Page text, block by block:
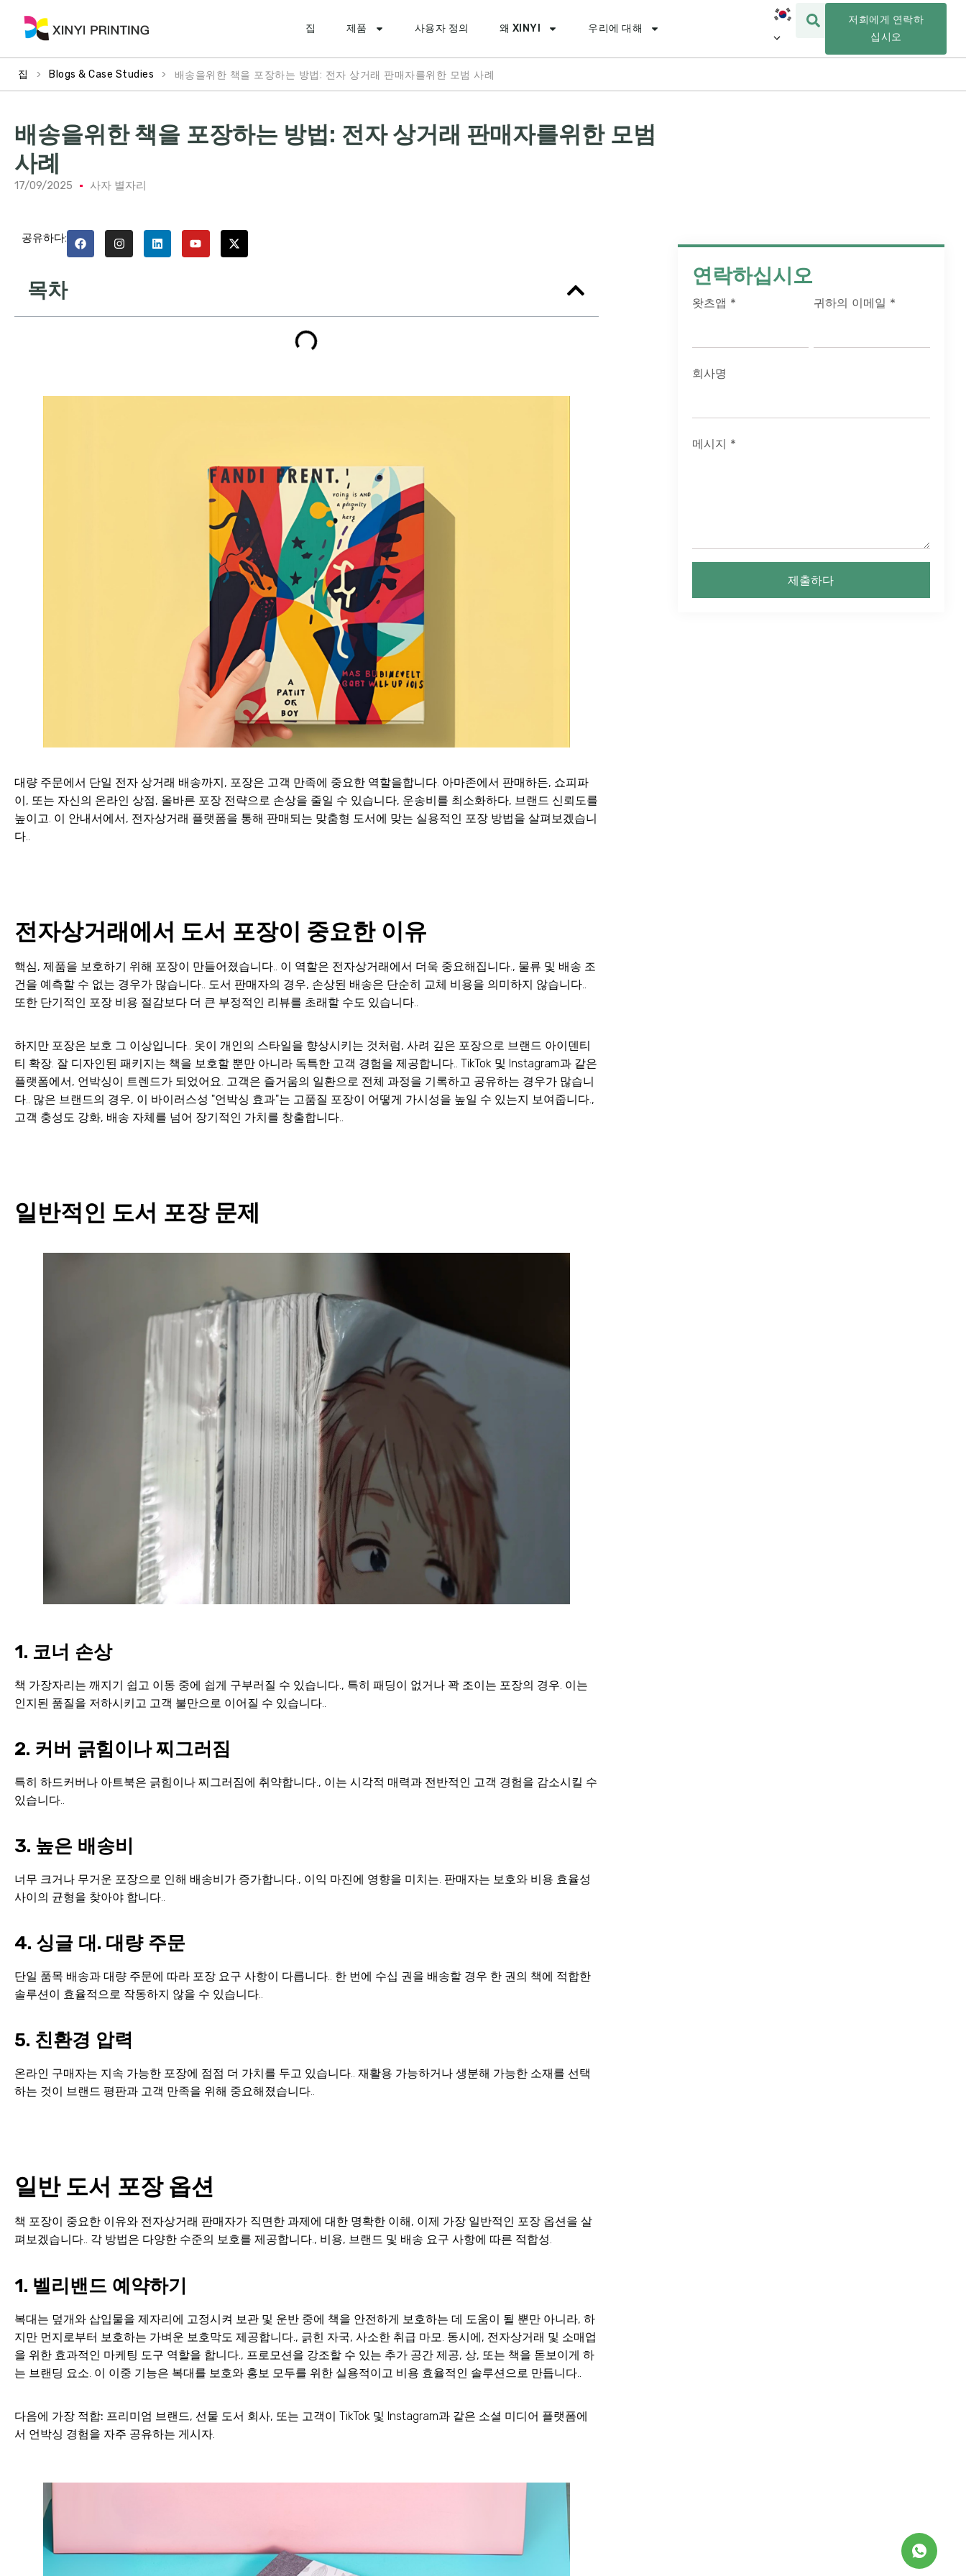
집 제품 사용자 정의 왜 XINYI 우리에 대해
저희에게 연락하
십시오
집 > Blogs & Case Studies > 배송을위한 책을 포장하는 방법: 전자 상거래 판매자를위한 모범 사례
배송을위한 책을 포장하는 방법: 전자 상거래 판매자를위한 모범
사례
17/09/2025 사자 별자리
공유하다:
목차
대량 주문에서 단일 전자 상거래 배송까지, 포장은 고객 만족에 중요한 역할을합니다. 아마존에서 판매하든, 쇼피파
이, 또는 자신의 온라인 상점, 올바른 포장 전략으로 손상을 줄일 수 있습니다, 운송비를 최소화하다, 브랜드 신뢰도를
높이고. 이 안내서에서, 전자상거래 플랫폼을 통해 판매되는 맞춤형 도서에 맞는 실용적인 포장 방법을 살펴보겠습니
다..
전자상거래에서 도서 포장이 중요한 이유
핵심, 제품을 보호하기 위해 포장이 만들어졌습니다.. 이 역할은 전자상거래에서 더욱 중요해집니다., 물류 및 배송 조
건을 예측할 수 없는 경우가 많습니다.. 도서 판매자의 경우, 손상된 배송은 단순히 교체 비용을 의미하지 않습니다..
또한 단기적인 포장 비용 절감보다 더 큰 부정적인 리뷰를 초래할 수도 있습니다..
하지만 포장은 보호 그 이상입니다.. 옷이 개인의 스타일을 향상시키는 것처럼, 사려 깊은 포장으로 브랜드 아이덴티
티 확장. 잘 디자인된 패키지는 책을 보호할 뿐만 아니라 독특한 고객 경험을 제공합니다.. TikTok 및 Instagram과 같은
플랫폼에서, 언박싱이 트렌드가 되었어요. 고객은 즐거움의 일환으로 전체 과정을 기록하고 공유하는 경우가 많습니
다.. 많은 브랜드의 경우, 이 바이러스성 "언박싱 효과"는 고품질 포장이 어떻게 가시성을 높일 수 있는지 보여줍니다.,
고객 충성도 강화, 배송 자체를 넘어 장기적인 가치를 창출합니다..
일반적인 도서 포장 문제
1. 코너 손상
책 가장자리는 깨지기 쉽고 이동 중에 쉽게 구부러질 수 있습니다., 특히 패딩이 없거나 꽉 조이는 포장의 경우. 이는
인지된 품질을 저하시키고 고객 불만으로 이어질 수 있습니다..
2. 커버 긁힘이나 찌그러짐
특히 하드커버나 아트북은 긁힘이나 찌그러짐에 취약합니다., 이는 시각적 매력과 전반적인 고객 경험을 감소시킬 수
있습니다..
3. 높은 배송비
너무 크거나 무거운 포장으로 인해 배송비가 증가합니다., 이익 마진에 영향을 미치는. 판매자는 보호와 비용 효율성
사이의 균형을 찾아야 합니다..
4. 싱글 대. 대량 주문
단일 품목 배송과 대량 주문에 따라 포장 요구 사항이 다릅니다.. 한 번에 수십 권을 배송할 경우 한 권의 책에 적합한
솔루션이 효율적으로 작동하지 않을 수 있습니다..
5. 친환경 압력
온라인 구매자는 지속 가능한 포장에 점점 더 가치를 두고 있습니다.. 재활용 가능하거나 생분해 가능한 소재를 선택
하는 것이 브랜드 평판과 고객 만족을 위해 중요해졌습니다..
일반 도서 포장 옵션
책 포장이 중요한 이유와 전자상거래 판매자가 직면한 과제에 대한 명확한 이해, 이제 가장 일반적인 포장 옵션을 살
펴보겠습니다.. 각 방법은 다양한 수준의 보호를 제공합니다., 비용, 브랜드 및 배송 요구 사항에 따른 적합성.
1. 벨리밴드 예약하기
복대는 덮개와 삽입물을 제자리에 고정시켜 보관 및 운반 중에 책을 안전하게 보호하는 데 도움이 될 뿐만 아니라, 하
지만 먼지로부터 보호하는 가벼운 보호막도 제공합니다., 긁힌 자국, 사소한 취급 마모. 동시에, 전자상거래 및 소매업
을 위한 효과적인 마케팅 도구 역할을 합니다., 프로모션을 강조할 수 있는 추가 공간 제공, 상, 또는 책을 돋보이게 하
는 브랜딩 요소. 이 이중 기능은 복대를 보호와 홍보 모두를 위한 실용적이고 비용 효율적인 솔루션으로 만듭니다..
다음에 가장 적합: 프리미엄 브랜드, 선물 도서 회사, 또는 고객이 TikTok 및 Instagram과 같은 소셜 미디어 플랫폼에
서 언박싱 경험을 자주 공유하는 게시자.
연락하십시오
왓츠앱 * 귀하의 이메일 *
회사명
메시지 *
제출하다